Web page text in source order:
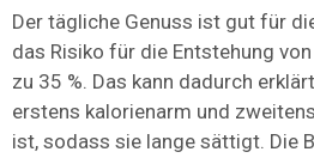
Der tägliche Genuss ist gut für
das Risiko für die Entstehung von
zu 35 %. Das kann dadurch
erstens kalorienarm und
ist, sodass sie lange sättigt. Die